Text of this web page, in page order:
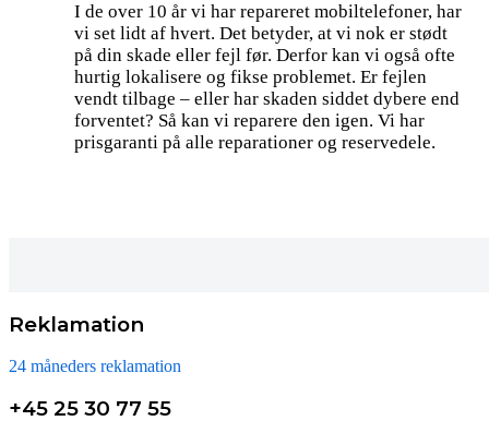
I de over 10 år vi har repareret mobiltelefoner, har
vi set lidt af hvert. Det betyder, at vi nok er stødt
på din skade eller fejl før. Derfor kan vi også ofte
hurtig lokalisere og fikse problemet. Er fejlen
vendt tilbage – eller har skaden siddet dybere end
forventet? Så kan vi reparere den igen. Vi har
prisgaranti på alle reparationer og reservedele.
Reklamation
24 måneders reklamation
+45 25 30 77 55